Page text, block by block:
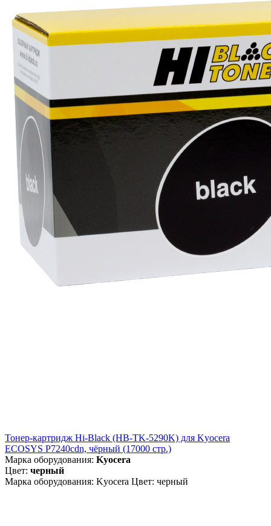
Тонер-картридж Hi-Black (HB-TK-5290K) для Kyocera
ECOSYS P7240cdn, чёрный (17000 стр.)
Марка оборудования: Kyocera
Цвет: черный
Марка оборудования: Kyocera Цвет: черный